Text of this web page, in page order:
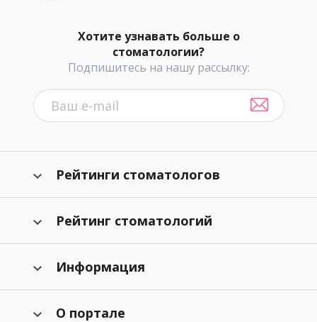
Хотите узнавать больше о
стоматологии?
Подпишитесь на нашу рассылку:
Рейтинги стоматологов
Рейтинг стоматологий
Информация
О портале